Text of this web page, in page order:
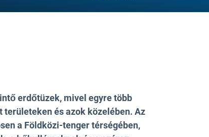
erdőtüzek, mivel egyre több
és azok közelében. Az
a Földközi-tenger térségében,